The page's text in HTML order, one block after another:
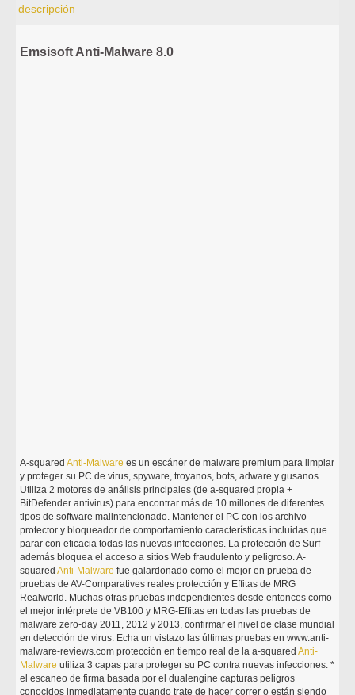
descripción
Emsisoft Anti-Malware 8.0
A-squaredAnti-Malware es un escáner de malware premium para limpiar
y proteger su PC de virus, spyware, troyanos, bots, adware y gusanos.
Utiliza 2 motores de análisis principales (de a-squared propia +
BitDefender antivirus) para encontrar más de 10 millones de diferentes
tipos de software malintencionado. Mantener el PC con los archivo
protector y bloqueador de comportamiento características incluidas que
parar con eficacia todas las nuevas infecciones. La protección de Surf
además bloquea el acceso a sitios Web fraudulento y peligroso. A-
squaredAnti-Malware fue galardonado como el mejor en prueba de
pruebas de AV-Comparatives reales protección y Effitas de MRG
Realworld. Muchas otras pruebas independientes desde entonces como
el mejor intérprete de VB100 y MRG-Effitas en todas las pruebas de
malware zero-day 2011, 2012 y 2013, confirmar el nivel de clase mundial
en detección de virus. Echa un vistazo las últimas pruebas en www.anti-
malware-reviews.com protección en tiempo real de la a-squaredAnti-
Malware utiliza 3 capas para proteger su PC contra nuevas infecciones: *
el escaneo de firma basada por el dualengine capturas peligros
conocidos inmediatamente cuando trate de hacer correr o están siendo